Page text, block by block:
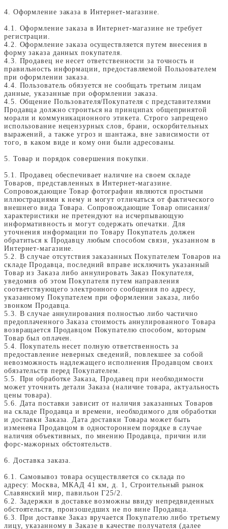
4. Оформление заказа в Интернет-магазине.
4.1. Оформление заказа в Интернет-магазине не требует
регистрации.
4.2. Оформление заказа осуществляется путем внесения в
форму заказа данных покупателя.
4.3. Продавец не несет ответственности за точность и
правильность информации, предоставляемой Пользователем
при оформлении заказа.
4.4. Пользователь обязуется не сообщать третьим лицам
данные, указанные при оформлении заказа.
4.5. Общение Пользователя/Покупателя с представителями
Продавца должно строиться на принципах общепринятой
морали и коммуникационного этикета. Строго запрещено
использование нецензурных слов, брани, оскорбительных
выражений, а также угроз и шантажа, вне зависимости от
того, в каком виде и кому они были адресованы.
5. Товар и порядок совершения покупки.
5.1. Продавец обеспечивает наличие на своем складе
Товаров, представленных в Интернет-магазине.
Сопровождающие Товар фотографии являются простыми
иллюстрациями к нему и могут отличаться от фактического
внешнего вида Товара. Сопровождающие Товар описания/
характеристики не претендуют на исчерпывающую
информативность и могут содержать опечатки. Для
уточнения информации по Товару Покупатель должен
обратиться к Продавцу любым способом связи, указанном в
Интернет-магазине.
5.2. В случае отсутствия заказанных Покупателем Товаров на
складе Продавца, последний вправе исключить указанный
Товар из Заказа либо аннулировать Заказ Покупателя,
уведомив об этом Покупателя путем направления
соответствующего электронного сообщения по адресу,
указанному Покупателем при оформлении заказа, либо
звонком Продавца.
5.3. В случае аннулирования полностью либо частично
предоплаченного Заказа стоимость аннулированного Товара
возвращается Продавцом Покупателю способом, которым
Товар был оплачен.
5.4. Покупатель несет полную ответственность за
предоставление неверных сведений, повлекшее за собой
невозможность надлежащего исполнения Продавцом своих
обязательств перед Покупателем.
5.5. При обработке Заказа, Продавец при необходимости
может уточнить детали Заказа (наличие товара, актуальность
цены товара).
5.6. Дата поставки зависит от наличия заказанных Товаров
на складе Продавца и времени, необходимого для обработки
и доставки Заказа. Дата доставки Товара может быть
изменена Продавцом в одностороннем порядке в случае
наличия объективных, по мнению Продавца, причин или
форс-мажорных обстоятельств.
6. Доставка заказа.
6.1. Самовывоз товара осуществляется со склада по
адресу: Москва, МКАД 41 км, д. 1, Строительный рынок
Славянский мир, павильон Г25/2.
6.2. Задержки в доставке возможны ввиду непредвиденных
обстоятельств, произошедших не по вине Продавца.
6.3. При доставке Заказ вручается Покупателю либо третьему
лицу, указанному в Заказе в качестве получателя (далее